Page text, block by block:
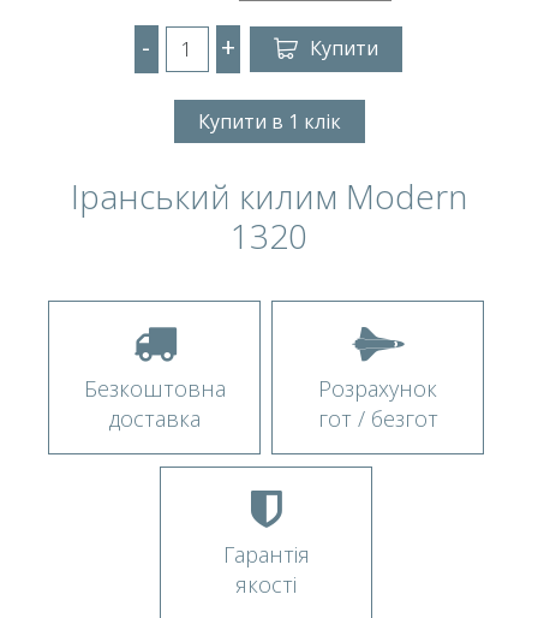
- + Купити
Купити в 1 клік
Іранський килим Modern
1320
Безкоштовна
доставка
Розрахунок
гот / безгот
Гарантія
якості